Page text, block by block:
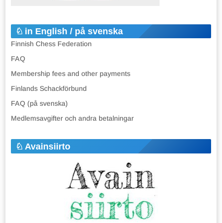
in English / på svenska
Finnish Chess Federation
FAQ
Membership fees and other payments
Finlands Schackförbund
FAQ (på svenska)
Medlemsavgifter och andra betalningar
Avainsiirto